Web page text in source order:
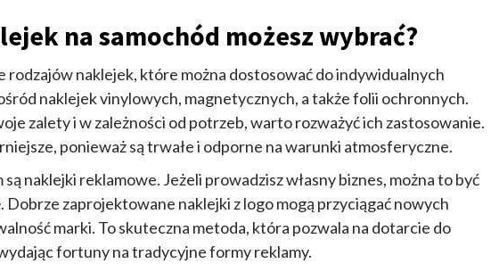
na samochód możesz wybrać?
rodzajów naklejek, które można dostosować do indywidualnych
naklejek vinylowych, magnetycznych, a także folii ochronnych.
zalety i w zależności od potrzeb, warto rozważyć ich zastosowanie.
ponieważ są trwałe i odporne na warunki atmosferyczne.
naklejki reklamowe. Jeżeli prowadzisz własny biznes, można to być
Dobrze zaprojektowane naklejki z logo mogą przyciągać nowych
marki. To skuteczna metoda, która pozwala na dotarcie do
fortuny na tradycyjne formy reklamy.